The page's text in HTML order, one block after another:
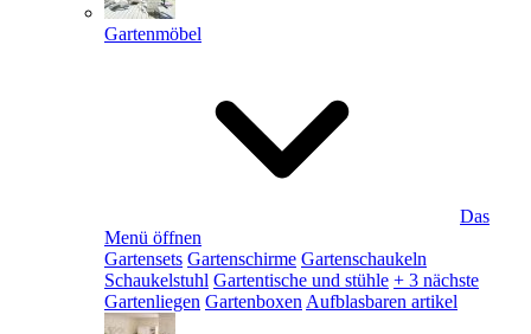
Gartenmöbel
Das
Menü öffnen
Gartensets Gartenschirme Gartenschaukeln
Schaukelstuhl Gartentische und stühle + 3 nächste
Gartenliegen Gartenboxen Aufblasbaren artikel